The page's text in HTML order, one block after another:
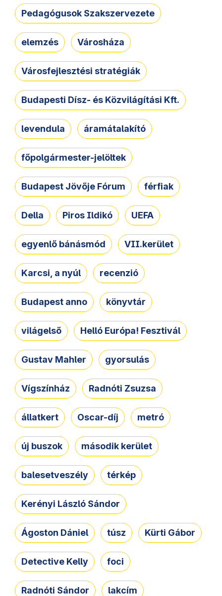
Pedagógusok Szakszervezete
elemzés Városháza
Városfejlesztési stratégiák
Budapesti Dísz- és Közvilágítási Kft.
levendula áramátalakító
főpolgármester-jelöltek
Budapest Jövője Fórum férfiak
Della Piros Ildikó UEFA
egyenlő bánásmód VII.kerület
Karcsi, a nyúl recenzió
Budapest anno könyvtár
világelső Helló Európa! Fesztivál
Gustav Mahler gyorsulás
Vígszínház Radnóti Zsuzsa
állatkert Oscar-díj metró
új buszok második kerület
balesetveszély térkép
Kerényi László Sándor
Ágoston Dániel túsz Kürti Gábor
Detective Kelly foci
Radnóti Sándor lakcím